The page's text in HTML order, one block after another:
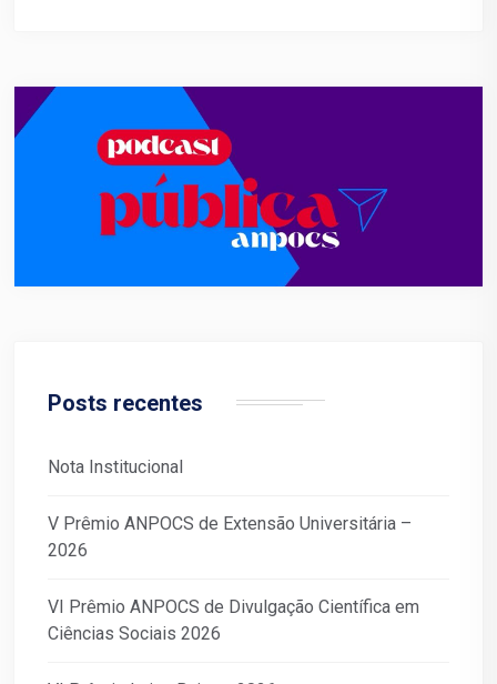
Posts recentes
Nota Institucional
V Prêmio ANPOCS de Extensão Universitária –
2026
VI Prêmio ANPOCS de Divulgação Científica em
Ciências Sociais 2026